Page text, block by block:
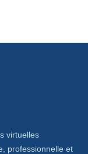
virtuelles
professionnelle et